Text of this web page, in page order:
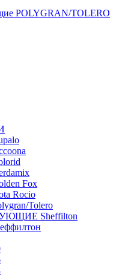
POLYGRAN/TOLERO
Fox
Rocio
Tolero
Sheffilton